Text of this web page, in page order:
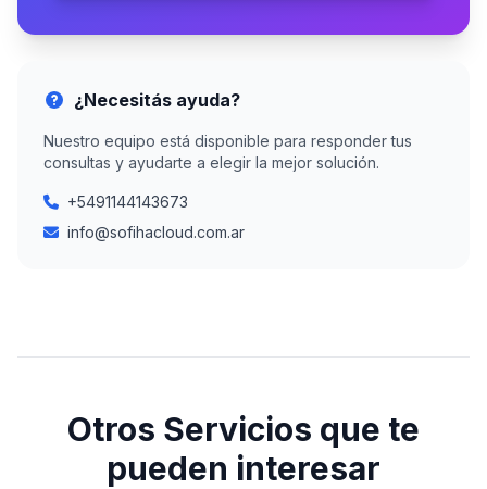
¿Necesitás ayuda?
Nuestro equipo está disponible para responder tus
consultas y ayudarte a elegir la mejor solución.
+5491144143673
info@sofihacloud.com.ar
Otros Servicios que te
pueden interesar